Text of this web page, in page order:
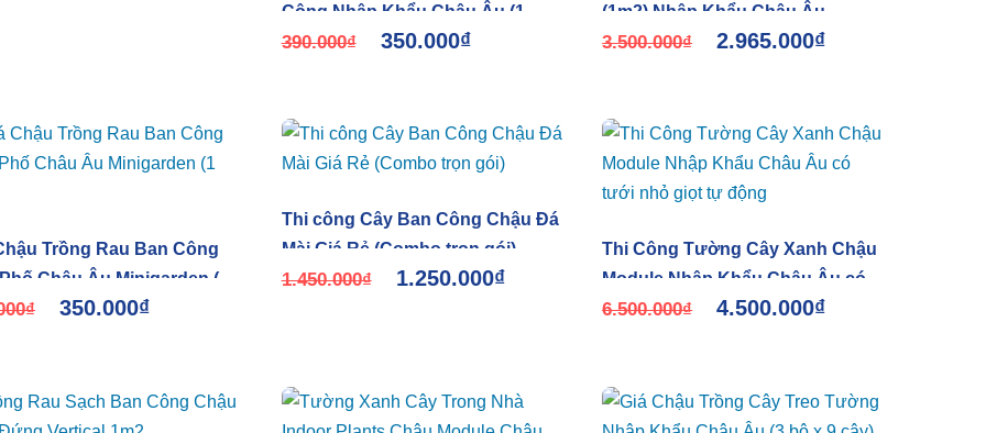
Công Nhập Khẩu Châu Âu (1
Module)
390.000₫ 350.000₫
(1m2) Nhập Khẩu Châu Âu
Minigarden Vertical
3.500.000₫ 2.965.000₫
Trồng Rau Ban Công
Châu Âu Minigarden (1
₫ 350.000₫
Thi công Cây Ban Công Chậu Đá
Mài Giá Rẻ (Combo trọn gói)
1.450.000₫ 1.250.000₫
Thi Công Tường Cây Xanh Chậu
Module Nhập Khẩu Châu Âu có
tưới nhỏ giọt tự động
6.500.000₫ 4.500.000₫